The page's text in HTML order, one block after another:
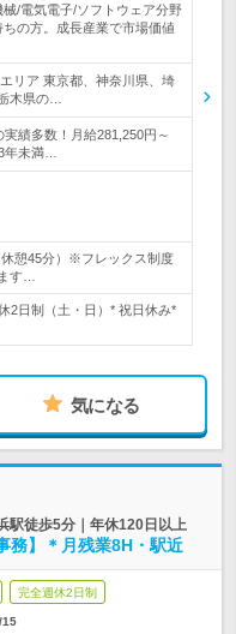
械/電気電子/ソフトウェア分野
の方。成長産業で市場価値
リア 東京都、神奈川県、埼
木県の…
績多数！月給281,250円～
年未満…
憩45分）※フレックス制度
す…
2日制（土・日）* 祝日休み*
気になる
駅徒歩5分｜年休120日以上
務】＊月残業8H・駅近
完全週休2日制
15